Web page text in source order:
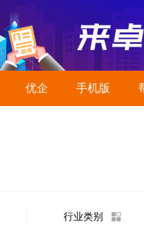
优企 手机版
行业类别